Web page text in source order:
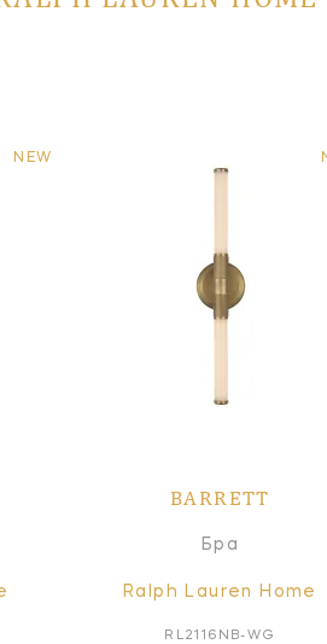
NEW
BARRETT
Бра
Ralph Lauren Home
RL2116NB-WG